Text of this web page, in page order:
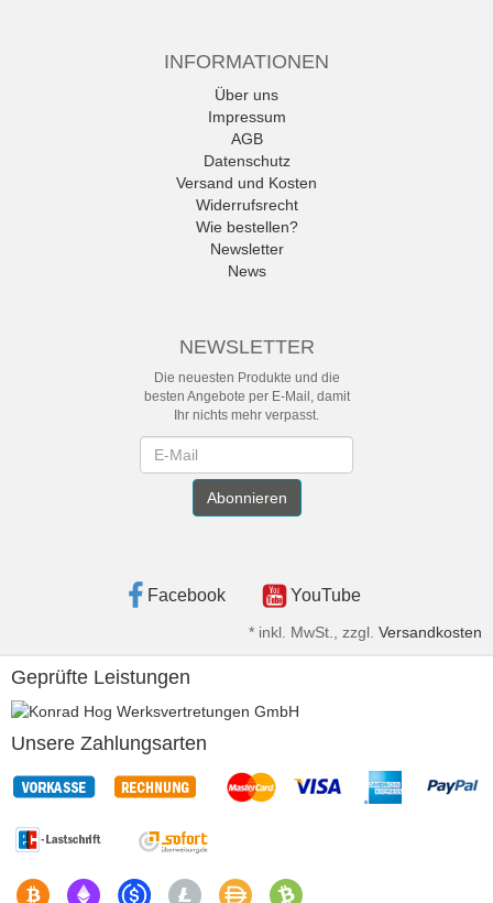
INFORMATIONEN
Über uns
Impressum
AGB
Datenschutz
Versand und Kosten
Widerrufsrecht
Wie bestellen?
Newsletter
News
NEWSLETTER
Die neuesten Produkte und die
besten Angebote per E-Mail, damit
Ihr nichts mehr verpasst.
Abonnieren
Facebook YouTube
* inkl. MwSt., zzgl. Versandkosten
Geprüfte Leistungen
Unsere Zahlungsarten